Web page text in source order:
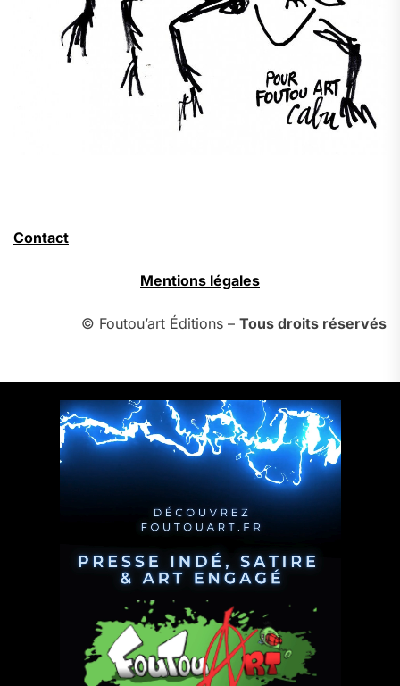
Contact
Mentions légales
© Foutou’art Éditions – Tous droits réservés